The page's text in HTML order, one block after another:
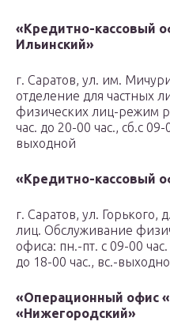
«Кредитно-кассовый
Ильинский»
г. Саратов, ул. им.
отделение для частных
физических лиц-режим
час. до 20-00 час., сб.с
выходной
«Кредитно-кассовый
г. Саратов, ул. Горького,
лиц. Обслуживание
офиса: пн.-пт. с 09-00
до 18-00 час., вс.-
«Операционный офис
«Нижегородский»